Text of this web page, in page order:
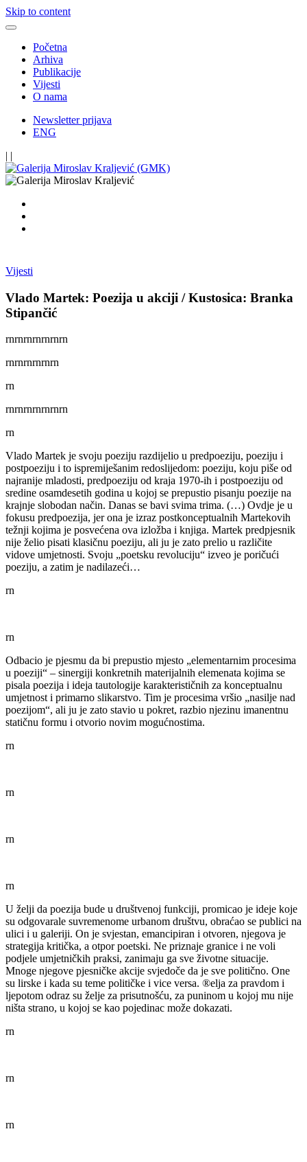
Skip to content
Početna
Arhiva
Publikacije
Vijesti
O nama
Newsletter prijava
ENG
| |
Vijesti
Vlado Martek: Poezija u akciji / Kustosica: Branka
Stipančić
rnrnrnrnrnrnrn
rnrnrnrnrnrn
rn
rnrnrnrnrnrnrn
rn
Vlado Martek je svoju poeziju razdijelio u predpoeziju, poeziju i
postpoeziju i to ispremiješanim redoslijedom: poeziju, koju piše od
najranije mladosti, predpoeziju od kraja 1970-ih i postpoeziju od
sredine osamdesetih godina u kojoj se prepustio pisanju poezije na
krajnje slobodan način. Danas se bavi svima trima. (…) Ovdje je u
fokusu predpoezija, jer ona je izraz postkonceptualnih Martekovih
težnji kojima je posvećena ova izložba i knjiga. Martek predpjesnik
nije želio pisati klasičnu poeziju, ali ju je zato prelio u različite
vidove umjetnosti. Svoju „poetsku revoluciju“ izveo je poričući
poeziju, a zatim je nadilazeći…
rn
rn
Odbacio je pjesmu da bi prepustio mjesto „elementarnim procesima
u poeziji“ – sinergiji konkretnih materijalnih elemenata kojima se
pisala poezija i ideja tautologije karakterističnih za konceptualnu
umjetnost i primarno slikarstvo. Tim je procesima vršio „nasilje nad
poezijom“, ali ju je zato stavio u pokret, razbio njezinu imanentnu
statičnu formu i otvorio novim mogućnostima.
rn
rn
rn
rn
U želji da poezija bude u društvenoj funkciji, promicao je ideje koje
su odgovarale suvremenome urbanom društvu, obraćao se publici na
ulici i u galeriji. On je svjestan, emancipiran i otvoren, njegova je
strategija kritička, a otpor poetski. Ne priznaje granice i ne voli
podjele umjetničkih praksi, zanimaju ga sve životne situacije.
Mnoge njegove pjesničke akcije svjedoče da je sve politično. One
su lirske i kada su teme političke i vice versa. ®elja za pravdom i
ljepotom odraz su želje za prisutnošću, za puninom u kojoj mu nije
ništa strano, u kojoj se kao pojedinac može dokazati.
rn
rn
rn